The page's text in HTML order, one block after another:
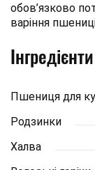
обов’язково
варіння
Інгредієнти
Пшениця для
Родзинки
Халва